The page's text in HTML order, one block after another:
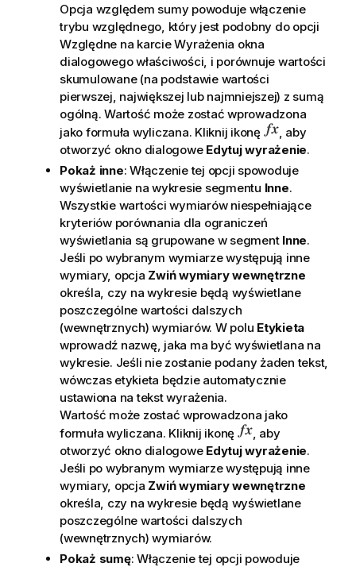
Opcja względem sumypowoduje włączenie
trybu względnego, który jest podobny do opcji
Względne na karcieWyrażenia okna
dialogowego właściwości, i porównuje wartości
skumulowane (na podstawie wartości
pierwszej, największej lub najmniejszej) z sumą
ogólną. Wartość może zostać wprowadzona
jako formuła wyliczana. Kliknij ikonę
, aby
otworzyć okno dialogowe Edytuj wyrażenie.
Pokaż inne: Włączenie tej opcji spowoduje
wyświetlanie na wykresie segmentu Inne.
Wszystkie wartości wymiarów niespełniające
kryteriów porównania dla ograniczeń
wyświetlania są grupowane w segment Inne.
Jeśli po wybranym wymiarze występują inne
wymiary, opcja Zwiń wymiary wewnętrzne
określa, czy na wykresie będą wyświetlane
poszczególne wartości dalszych
(wewnętrznych) wymiarów. W polu Etykieta
wprowadź nazwę, jaka ma być wyświetlana na
wykresie. Jeśli nie zostanie podany żaden tekst,
wówczas etykieta będzie automatycznie
ustawiona na tekst wyrażenia.
Wartość może zostać wprowadzona jako
formuła wyliczana. Kliknij ikonę
, aby
otworzyć okno dialogowe Edytuj wyrażenie.
Jeśli po wybranym wymiarze występują inne
wymiary, opcja Zwiń wymiary wewnętrzne
określa, czy na wykresie będą wyświetlane
poszczególne wartości dalszych
(wewnętrznych) wymiarów.
Pokaż sumę: Włączenie tej opcji powoduje